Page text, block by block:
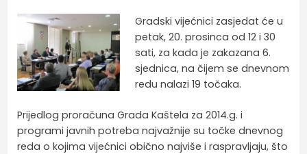
Gradski vijećnici zasjedat će u
petak, 20. prosinca od 12 i 30
sati, za kada je zakazana 6.
sjednica, na čijem se dnevnom
redu nalazi 19 točaka.
Prijedlog proračuna Grada Kaštela za 2014.g. i
programi javnih potreba najvažnije su točke dnevnog
reda o kojima vijećnici obično najviše i raspravljaju, što